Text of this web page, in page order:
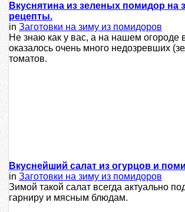
Вкуснятина из зеленых помидор на
рецепты.
in Заготовки на зиму из помидоров
Не знаю как у вас, а на нашем огороде
оказалось очень много недозревших
томатов.
Вкуснейший салат из огурцов и
in Заготовки на зиму из помидоров
Зимой такой салат всегда актуально
гарниру и мясным блюдам.